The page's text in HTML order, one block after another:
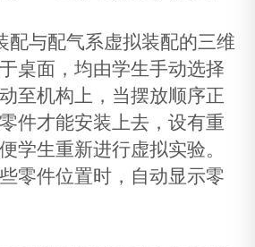
配与配气系虚拟装配的三维
桌面，均由学生手动选择
至机构上，当摆放顺序正
件才能安装上去，设有重
学生重新进行虚拟实验。
零件位置时，自动显示零